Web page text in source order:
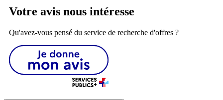
Votre avis nous intéresse
Qu'avez-vous pensé du service de recherche d'offres ?